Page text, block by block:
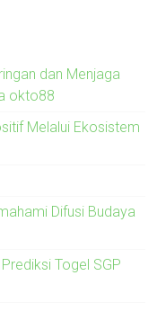
dan Menjaga
okto88
Melalui Ekosistem
Difusi Budaya
Togel SGP